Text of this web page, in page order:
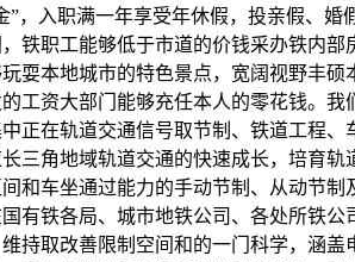
，入职满一年享受年休假，投亲假、
铁职工能够低于市道的价钱采办铁内
耍本地城市的特色景点，宽阔视野丰
工资大部门能够充任本人的零花钱。
正在轨道交通信号取节制、铁道工程
三角地域轨道交通的快速成长，培育
和车坐通过能力的手动节制、从动节
有铁各局、城市地铁公司、各处所铁
持取改善限制空间和的一门科学，涵